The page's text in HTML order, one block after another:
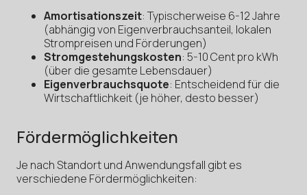
Amortisationszeit: Typischerweise 6-12 Jahre
(abhängig von Eigenverbrauchsanteil, lokalen
Strompreisen und Förderungen)
Stromgestehungskosten: 5-10 Cent pro kWh
(über die gesamte Lebensdauer)
Eigenverbrauchsquote: Entscheidend für die
Wirtschaftlichkeit (je höher, desto besser)
Fördermöglichkeiten
Je nach Standort und Anwendungsfall gibt es
verschiedene Fördermöglichkeiten: